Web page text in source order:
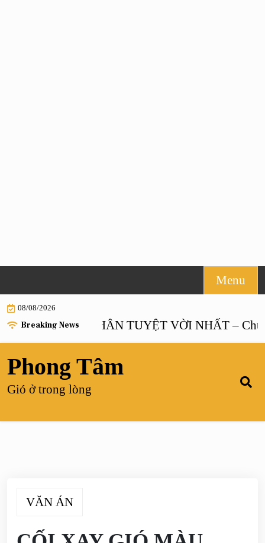
to
content
Menu
08/08/2026
Breaking News
HÔN NHÂN TUYỆT VỜI NHẤT –
Phong Tâm
Gió ở trong lòng
VĂN ÁN